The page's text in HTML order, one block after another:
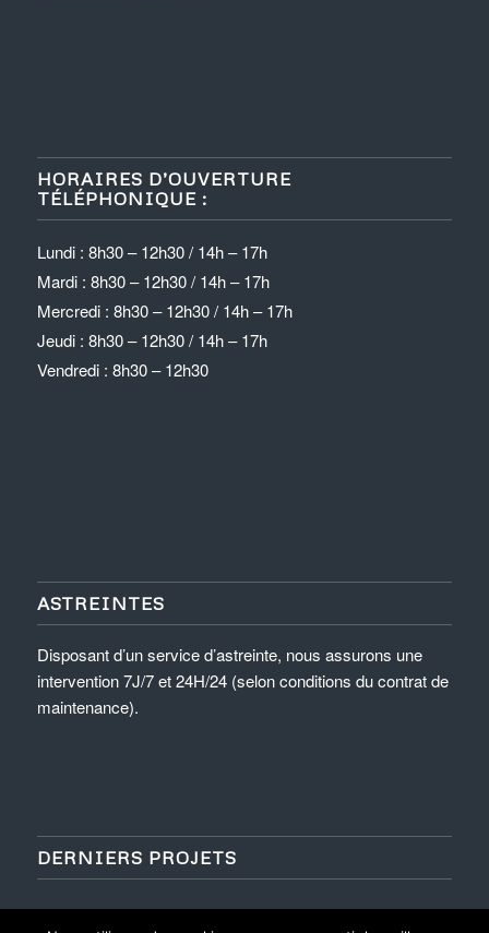
HORAIRES D’OUVERTURE
TÉLÉPHONIQUE :
Lundi : 8h30 – 12h30 / 14h – 17h
Mardi : 8h30 – 12h30 / 14h – 17h
Mercredi : 8h30 – 12h30 / 14h – 17h
Jeudi : 8h30 – 12h30 / 14h – 17h
Vendredi : 8h30 – 12h30
ASTREINTES
Disposant d’un service d’astreinte, nous assurons une
intervention 7J/7 et 24H/24 (selon conditions du contrat de
maintenance).
DERNIERS PROJETS